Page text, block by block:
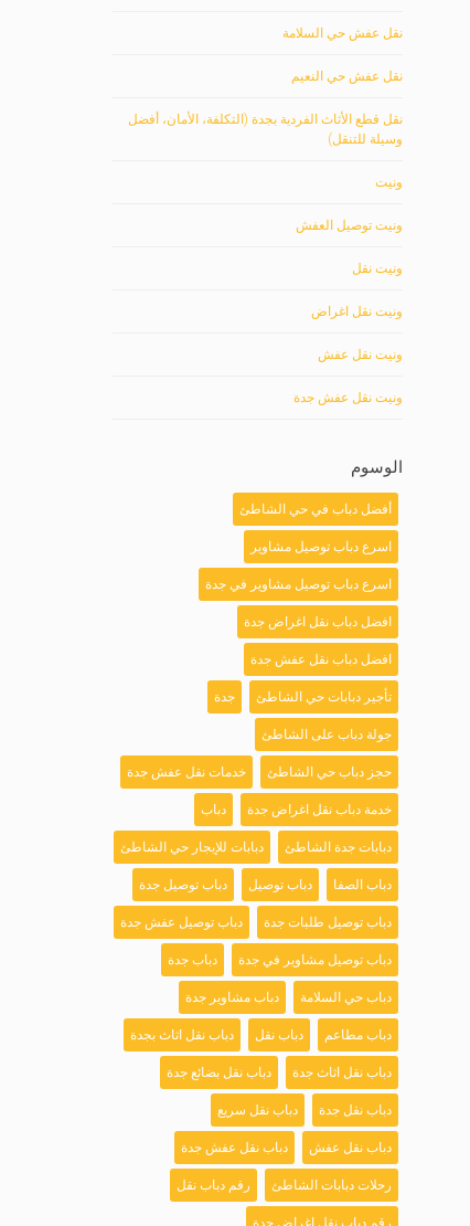
نقل عفش حي السلامة
نقل عفش حي النعيم
نقل قطع الأثاث الفردية بجدة (التكلفة، الأمان، أفضل
وسيلة للتنقل)
ونيت
ونيت توصيل العفش
ونيت نقل
ونيت نقل اغراض
ونيت نقل عفش
ونيت نقل عفش جدة
الوسوم
أفضل دباب في حي الشاطئ
اسرع دباب توصيل مشاوير
اسرع دباب توصيل مشاوير في جدة
افضل دباب نقل اغراض جدة
افضل دباب نقل عفش جدة
تأجير دبابات حي الشاطئ جدة
جولة دباب على الشاطئ
حجز دباب حي الشاطئ خدمات نقل عفش جدة
خدمة دباب نقل اغراض جدة دباب
دبابات جدة الشاطئ دبابات للإيجار حي الشاطئ
دباب الصفا دباب توصيل دباب توصيل جدة
دباب توصيل طلبات جدة دباب توصيل عفش جدة
دباب توصيل مشاوير في جدة دباب جدة
دباب حي السلامة دباب مشاوير جدة
دباب مطاعم دباب نقل دباب نقل اثاث بجدة
دباب نقل اثاث جدة دباب نقل بضائع جدة
دباب نقل جدة دباب نقل سريع
دباب نقل عفش دباب نقل عفش جدة
رحلات دبابات الشاطئ رقم دباب نقل
رقم دباب نقل اغراض جدة